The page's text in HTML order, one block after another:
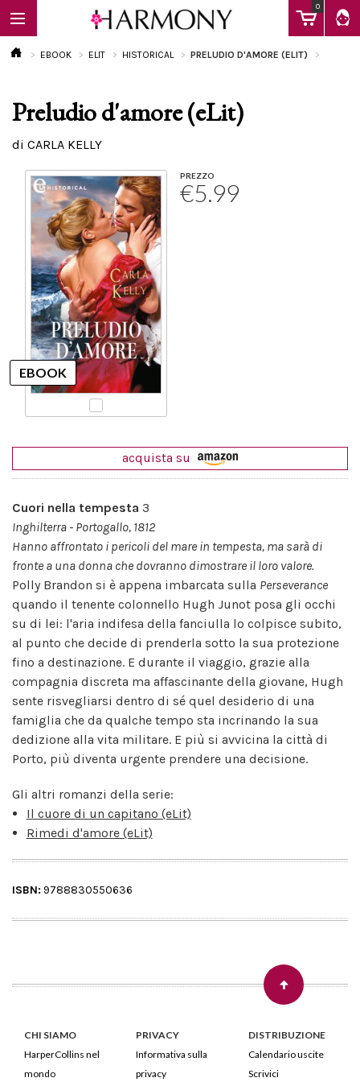
0
EBOOK
Calendario
EBOOK ELIT HISTORICAL PRELUDIO D'AMORE (ELIT)
Preludio d'amore (eLit)
di CARLA KELLY
PREZZO
€5.99
acquista su
Cuori nella tempesta 3
Inghilterra - Portogallo, 1812
Hanno affrontato i pericoli del mare in tempesta, ma sarà di
fronte a una donna che dovranno dimostrare il loro valore.
Polly Brandon si è appena imbarcata sulla Perseverance
quando il tenente colonnello Hugh Junot posa gli occhi
su di lei: l'aria indifesa della fanciulla lo colpisce subito,
al punto che decide di prenderla sotto la sua protezione
fino a destinazione. E durante il viaggio, grazie alla
compagnia discreta ma affascinante della giovane, Hugh
sente risvegliarsi dentro di sé quel desiderio di una
famiglia che da qualche tempo sta incrinando la sua
dedizione alla vita militare. E più si avvicina la città di
Porto, più diventa urgente prendere una decisione.
Gli altri romanzi della serie:
Il cuore di un capitano (eLit)
Rimedi d'amore (eLit)
ISBN: 9788830550636
CHI SIAMO
HarperCollins nel
mondo
PRIVACY
Informativa sulla
privacy
DISTRIBUZIONE
Calendario uscite
Scrivici